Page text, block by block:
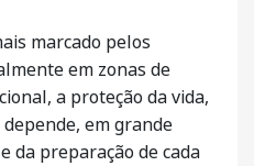
marcado pelos
em zonas de
a proteção da vida,
em grande
da preparação de cada